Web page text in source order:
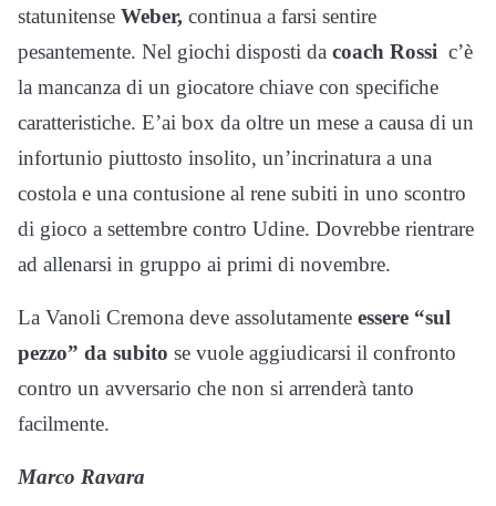
statunitense Weber, continua a farsi sentire
pesantemente. Nel giochi disposti da coach Rossi c’è
la mancanza di un giocatore chiave con specifiche
caratteristiche. E’ai box da oltre un mese a causa di un
infortunio piuttosto insolito, un’incrinatura a una
costola e una contusione al rene subiti in uno scontro
di gioco a settembre contro Udine. Dovrebbe rientrare
ad allenarsi in gruppo ai primi di novembre.
La Vanoli Cremona deve assolutamente essere “sul
pezzo” da subito se vuole aggiudicarsi il confronto
contro un avversario che non si arrenderà tanto
facilmente.
Marco Ravara